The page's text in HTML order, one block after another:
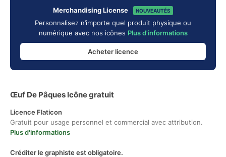
Merchandising License NOUVEAUTÉS
Personnalisez n’importe quel produit physique ou
numérique avec nos icônes Plus d'informations
Acheter licence
Œuf De Pâques Icône gratuit
Licence Flaticon
Gratuit pour usage personnel et commercial avec attribution.
Plus d'informations
Créditer le graphiste est obligatoire.